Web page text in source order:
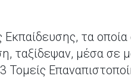
τα οποία
ταξίδεψαν, μέσα σε
3 Τομείς